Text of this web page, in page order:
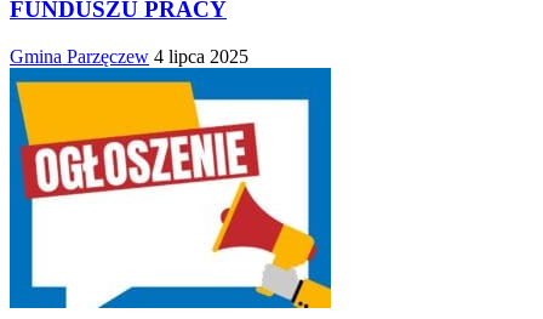
FUNDUSZU PRACY
Gmina Parzęczew 4 lipca 2025